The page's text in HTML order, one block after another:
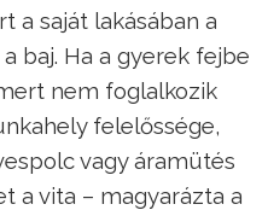
a saját lakásában a
baj. Ha a gyerek fejbe
nem foglalkozik
felelőssége,
vagy áramütés
a vita – magyarázta a